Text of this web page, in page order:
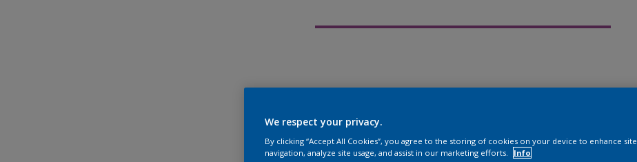
We respect your privacy.
By clicking “Accept All Cookies”, you agree to the storing of cookies on your device to enhance site
navigation, analyze site usage, and assist in our marketing efforts.
Info